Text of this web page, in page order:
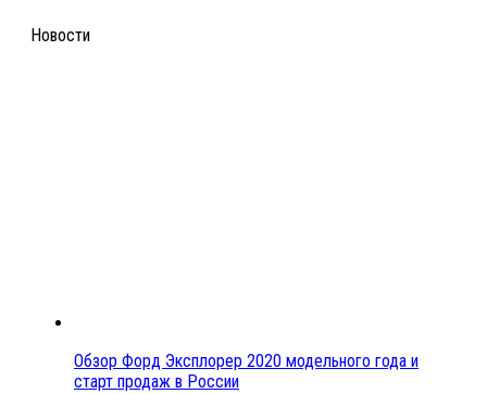
Новости
Обзор Форд Эксплорер 2020 модельного года и
старт продаж в России